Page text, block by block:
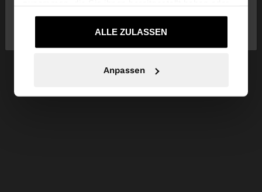
die sie im Rahmen Ihrer Nutzung der Dienste
gesammelt haben.ALLE ZULASSEN
Anpassen
Luxembourg
Ja, bringen Sie mich
zu United States